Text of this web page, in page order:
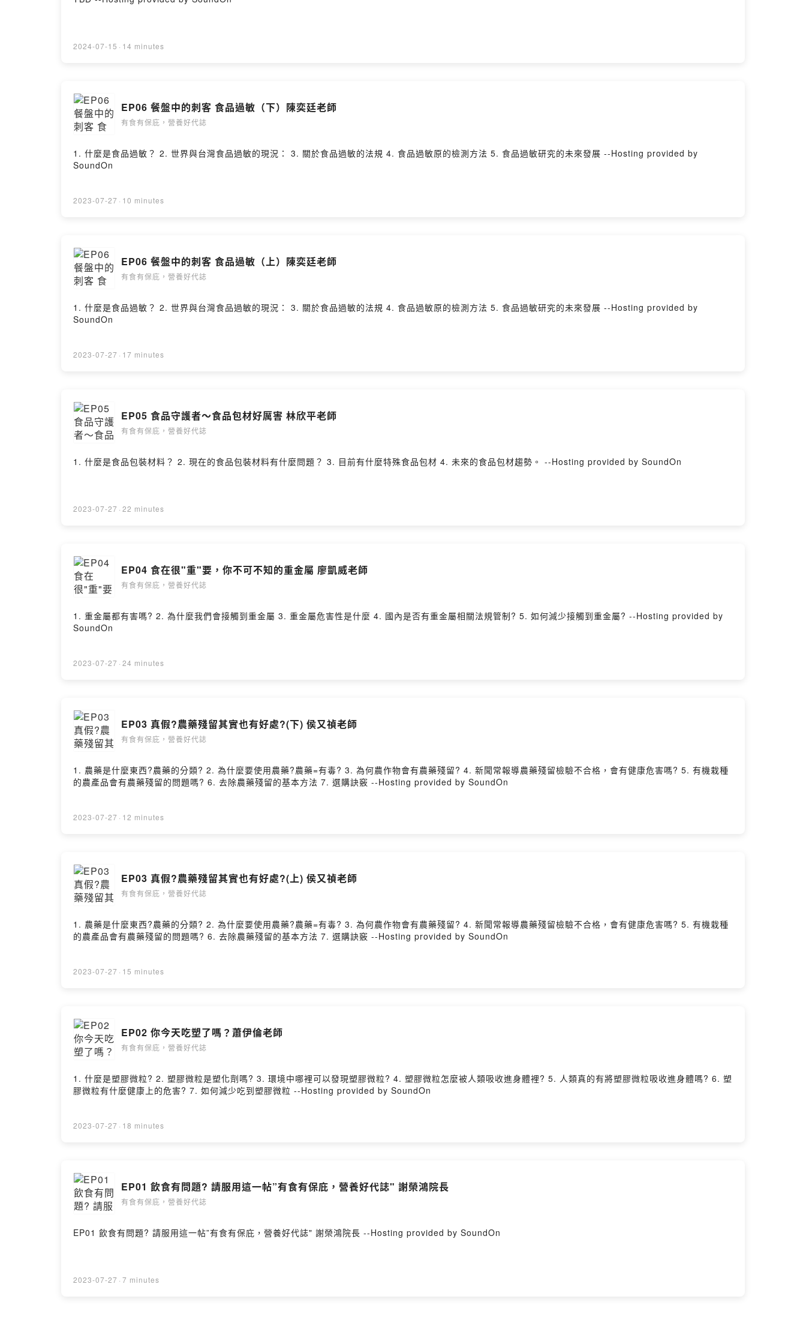
2024-07-15 · 14 minutes
EP06 餐盤中的刺客 食品過敏（下）陳奕廷老師
有食有保庇，營養好代誌
1. 什麼是食品過敏？ 2. 世界與台灣食品過敏的現況： 3. 關於食品過敏的法規 4. 食品過敏原的檢測方法 5. 食品過敏研究的未來發展 --Hosting provided by
SoundOn
2023-07-27 · 10 minutes
EP06 餐盤中的刺客 食品過敏（上）陳奕廷老師
有食有保庇，營養好代誌
1. 什麼是食品過敏？ 2. 世界與台灣食品過敏的現況： 3. 關於食品過敏的法規 4. 食品過敏原的檢測方法 5. 食品過敏研究的未來發展 --Hosting provided by
SoundOn
2023-07-27 · 17 minutes
EP05 食品守護者～食品包材好厲害 林欣平老師
有食有保庇，營養好代誌
1. 什麼是食品包裝材料？ 2. 現在的食品包裝材料有什麼問題？ 3. 目前有什麼特殊食品包材 4. 未來的食品包材趨勢。 --Hosting provided by SoundOn
2023-07-27 · 22 minutes
EP04 食在很"重"要，你不可不知的重金屬 廖凱威老師
有食有保庇，營養好代誌
1. 重金屬都有害嗎? 2. 為什麼我們會接觸到重金屬 3. 重金屬危害性是什麼 4. 國內是否有重金屬相關法規管制? 5. 如何減少接觸到重金屬? --Hosting provided by
SoundOn
2023-07-27 · 24 minutes
EP03 真假?農藥殘留其實也有好處?(下) 侯又禎老師
有食有保庇，營養好代誌
1. 農藥是什麼東西?農藥的分類? 2. 為什麼要使用農藥?農藥=有毒? 3. 為何農作物會有農藥殘留? 4. 新聞常報導農藥殘留檢驗不合格，會有健康危害嗎? 5. 有機栽種
的農產品會有農藥殘留的問題嗎? 6. 去除農藥殘留的基本方法 7. 選購訣竅 --Hosting provided by SoundOn
2023-07-27 · 12 minutes
EP03 真假?農藥殘留其實也有好處?(上) 侯又禎老師
有食有保庇，營養好代誌
1. 農藥是什麼東西?農藥的分類? 2. 為什麼要使用農藥?農藥=有毒? 3. 為何農作物會有農藥殘留? 4. 新聞常報導農藥殘留檢驗不合格，會有健康危害嗎? 5. 有機栽種
的農產品會有農藥殘留的問題嗎? 6. 去除農藥殘留的基本方法 7. 選購訣竅 --Hosting provided by SoundOn
2023-07-27 · 15 minutes
EP02 你今天吃塑了嗎？蕭伊倫老師
有食有保庇，營養好代誌
1. 什麼是塑膠微粒? 2. 塑膠微粒是塑化劑嗎? 3. 環境中哪裡可以發現塑膠微粒? 4. 塑膠微粒怎麼被人類吸收進身體裡? 5. 人類真的有將塑膠微粒吸收進身體嗎? 6. 塑
膠微粒有什麼健康上的危害? 7. 如何減少吃到塑膠微粒 --Hosting provided by SoundOn
2023-07-27 · 18 minutes
EP01 飲食有問題? 請服用這一帖”有食有保庇，營養好代誌" 謝榮鴻院長
有食有保庇，營養好代誌
EP01 飲食有問題? 請服用這一帖”有食有保庇，營養好代誌" 謝榮鴻院長 --Hosting provided by SoundOn
2023-07-27 · 7 minutes